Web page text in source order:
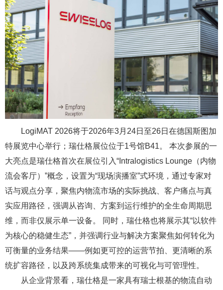
LogiMAT 2026将于2026年3月24日至26日在德国斯图加
特展览中心举行；瑞仕格展位位于1号馆B41。 本次参展的一
大亮点是瑞仕格首次在展位引入“Intralogistics Lounge（内物
流会客厅）”概念，设置为“现场演播室”式环境，通过专家对
话与观点分享，聚焦内物流市场的实际挑战、客户痛点与真
实应用路径，强调从咨询、方案到运行维护的全生命周期思
维，而非仅展示单一设备。 同时，瑞仕格也将展示其“以软件
为核心的稳健生态”，并强调行业与解决方案聚焦如何转化为
可衡量的业务结果——例如更可控的运营节拍、更清晰的系
统扩容路径，以及跨系统集成带来的可视化与可管理性。
从企业背景看，瑞仕格是一家具有瑞士根基的物流自动